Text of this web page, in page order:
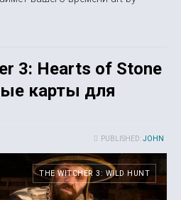
3: Hearts of Stone
карты для
PUBLISHED:JOHN
THE WITCHER 3: WILD HUNT